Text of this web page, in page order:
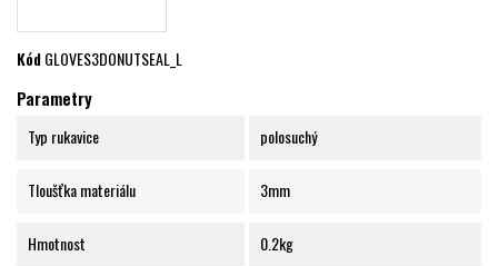
KódGLOVES3DONUTSEAL_L
Parametry
Typ rukavice polosuchý
Tloušťka materiálu 3mm
Hmotnost 0.2kg